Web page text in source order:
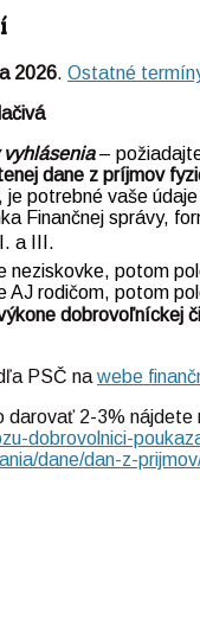
2026. Ostatné
–
dane z príjmov
potrebné vaše
Finančnej správy,
a III.
potom
rodičom, potom
dobrovoľníckej
PSČ na webe
darovať 2-3% nájdete
dobrovolnici-
dane/dan-z-